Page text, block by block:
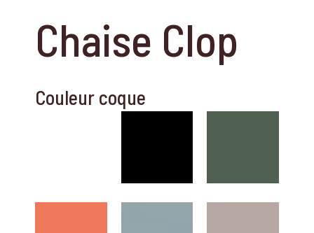
Chaise Clop
Couleur coque